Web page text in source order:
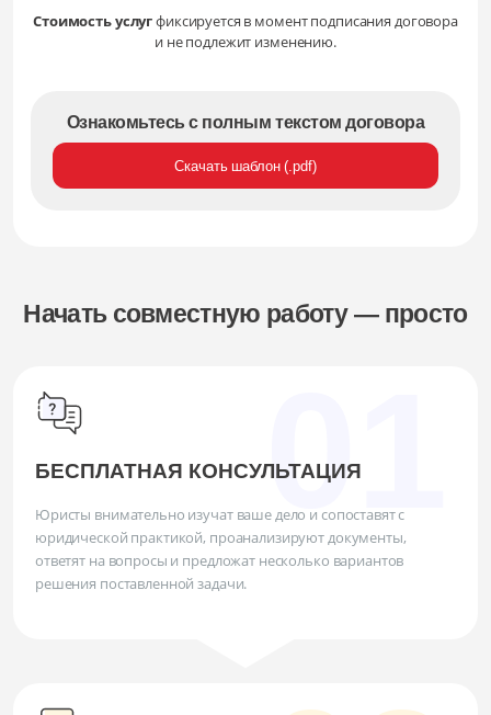
Стоимость услугфиксируется в момент подписания договора
и не подлежит изменению.
Ознакомьтесь с полным текстом договора
Скачать шаблон (.pdf)
Начать совместную работу — просто
БЕСПЛАТНАЯ КОНСУЛЬТАЦИЯ
Юристы внимательно изучат ваше дело и сопоставят с
юридической практикой, проанализируют документы,
ответят на вопросы и предложат несколько вариантов
решения поставленной задачи.